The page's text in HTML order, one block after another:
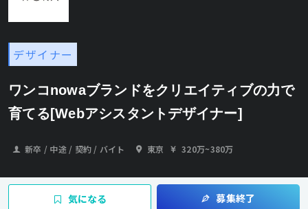
デザイナー
ワンコnowaブランドをクリエイティブの力で
育てる[Webアシスタントデザイナー]
新卒 / 中途 / 契約 / バイト 東京 320万~380万
気になる 募集終了